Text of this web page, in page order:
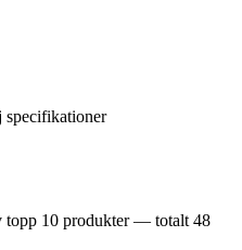
specifikationer
topp 10 produkter — totalt 48